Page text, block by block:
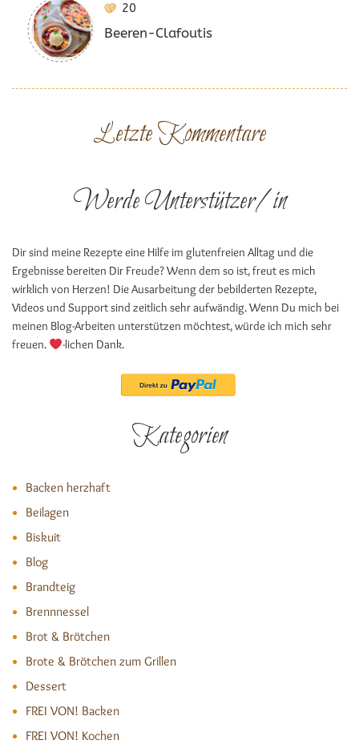
20
Beeren-Clafoutis
Letzte Kommentare
Werde Unterstützer/in
Dir sind meine Rezepte eine Hilfe im glutenfreien Alltag und die
Ergebnisse bereiten Dir Freude? Wenn dem so ist, freut es mich
wirklich von Herzen! Die Ausarbeitung der bebilderten Rezepte,
Videos und Support sind zeitlich sehr aufwändig. Wenn Du mich bei
meinen Blog-Arbeiten unterstützen möchtest, würde ich mich sehr
freuen.
-lichen Dank.
Kategorien
Backen herzhaft
Beilagen
Biskuit
Blog
Brandteig
Brennnessel
Brot & Brötchen
Brote & Brötchen zum Grillen
Dessert
FREI VON! Backen
FREI VON! Kochen